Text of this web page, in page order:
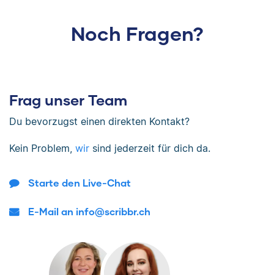
Noch Fragen?
Frag unser Team
Du bevorzugst einen direkten Kontakt?
Kein Problem, wir sind jederzeit für dich da.
Starte den Live-Chat
E-Mail an info@scribbr.ch